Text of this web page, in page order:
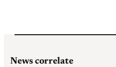
News correlate